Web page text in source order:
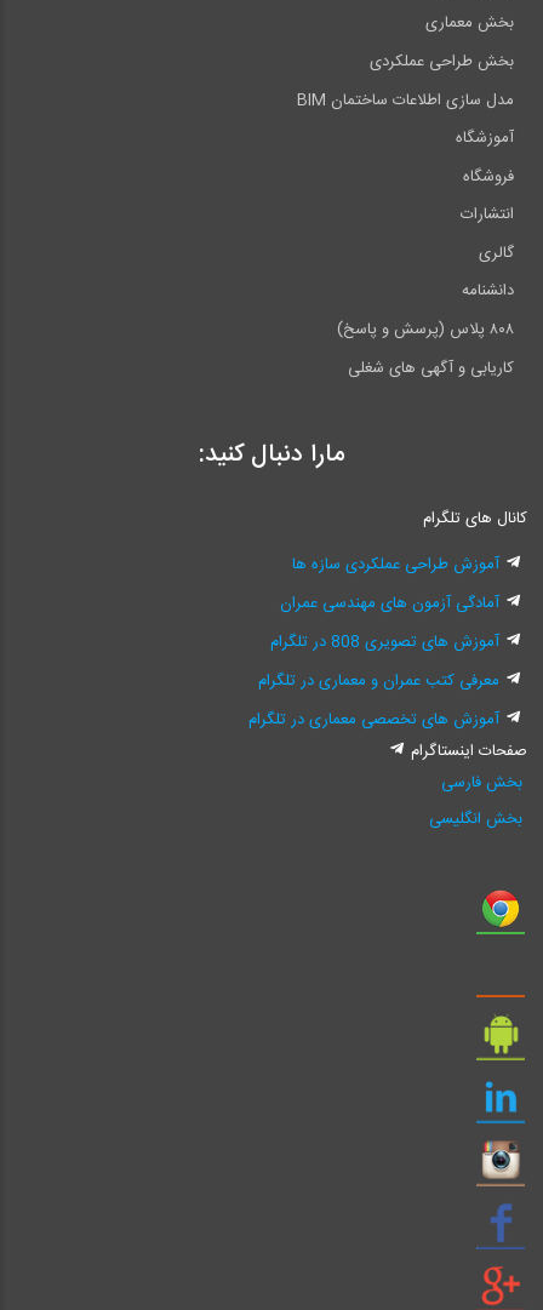
بخش معماری
بخش طراحی عملکردی
مدل سازی اطلاعات ساختمان BIM
آموزشگاه
فروشگاه
انتشارات
گالری
دانشنامه
۸۰۸ پلاس (پرسش و پاسخ)
کاریابی و آگهی های شغلی
مارا دنبال کنید:
کانال های تلگرام
آموزش طراحی عملکردی سازه ها
آمادگی آزمون های مهندسی عمران
آموزش های تصویری 808 در تلگرام
معرفی کتب عمران و معماری در تلگرام
آموزش های تخصصی معماری در تلگرام
صفحات اینستاگرام
بخش فارسی
بخش انگلیسی